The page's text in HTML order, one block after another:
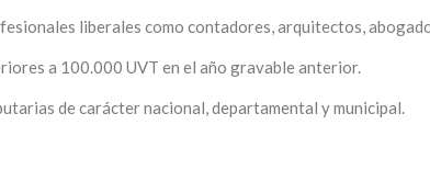
liberales como contadores, arquitectos,
a 100.000 UVT en el año gravable anterior.
de carácter nacional, departamental y municipal.